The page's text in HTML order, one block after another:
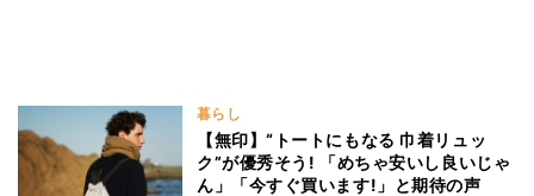
暮らし
【無印】“トートにもなる 巾着リュッ
ク”が優秀そう! 「めちゃ安いし良いじゃ
ん」「今すぐ買います!」と期待の声